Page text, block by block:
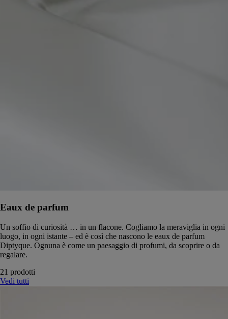
Eaux de parfum
Un soffio di curiosità … in un flacone. Cogliamo la meraviglia in ogni
luogo, in ogni istante – ed è così che nascono le eaux de parfum
Diptyque. Ognuna è come un paesaggio di profumi, da scoprire o da
regalare.
21 prodotti
Vedi tutti